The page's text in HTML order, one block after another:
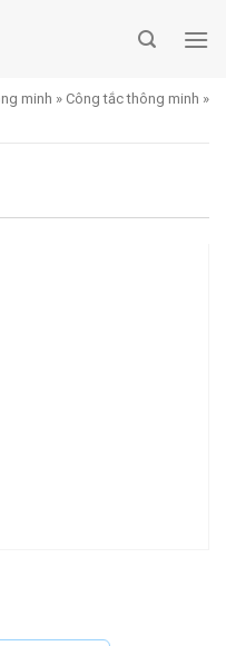
minh » Công tắc thông minh »